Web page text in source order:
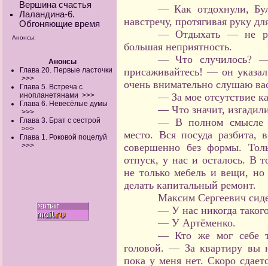
Вершина счастья
Лаландина-6.
Обгоняющие время
Анонсы:
Анонсы
Глава 20. Первые ласточки
>>>
Глава 5. Встреча с
инопланетянами >>>
Глава 6. Невесёлые думы
>>>
Глава 3. Брат с сестрой
>>>
Глава 1. Роковой поцелуй
>>>
— Как отдохнули,
навстречу, протягивая руку
— Отдыхать — не
большая неприятность.
— Что случилось?
присаживайтесь! — он
очень внимательно слушаю
— За мое отсутствие
— Что значит,
— В полном смысле
место. Вся посуда разбита,
совершенно без формы.
отпуск, у нас и осталось. В
не только мебель и вещи,
делать капитальный ремонт.
Максим Сергеевич
— У нас никогда
— У Артёменко.
— Кто же мог себе
головой. — За квартиру вы
пока у меня нет. Скоро